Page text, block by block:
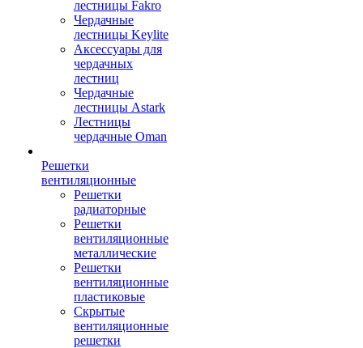
лестницы Fakro
Чердачные
лестницы Keylite
Аксессуары для
чердачных
лестниц
Чердачные
лестницы Astark
Лестницы
чердачные Oman
Решетки
вентиляционные
Решетки
радиаторные
Решетки
вентиляционные
металлические
Решетки
вентиляционные
пластиковые
Скрытые
вентиляционные
решетки